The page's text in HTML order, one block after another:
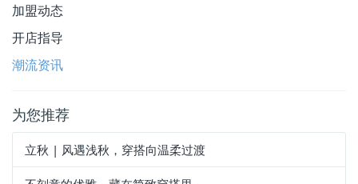
加盟动态
开店指导
潮流资讯
为您推荐
立秋 | 风遇浅秋，穿搭向温柔过渡